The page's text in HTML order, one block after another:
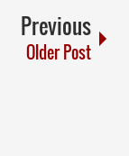
Previous
Older Post